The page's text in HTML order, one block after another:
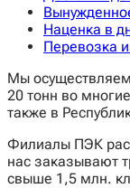
Наценка в
Перевозка
Мы
20 тонн во
также в
Филиалы ПЭК
нас заказывают
свыше 1,5 млн.